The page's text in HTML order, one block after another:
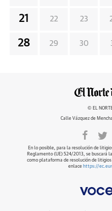
21 22 23
28 29 30
© EL
Calle Vázquez de
En lo posible, para la resolución de
Reglamento (UE) 524/2013, se buscará
como plataforma de resolución de
enlace https://